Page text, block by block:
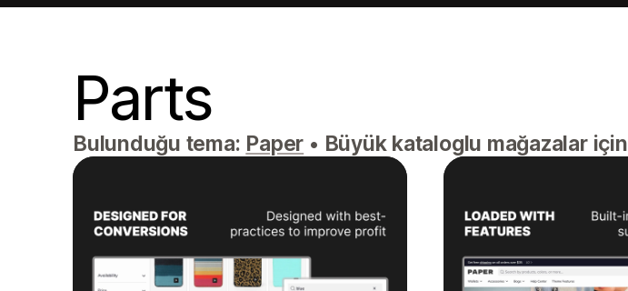
Parts
Bulunduğu tema: Paper • Büyük kataloglu mağazalar için